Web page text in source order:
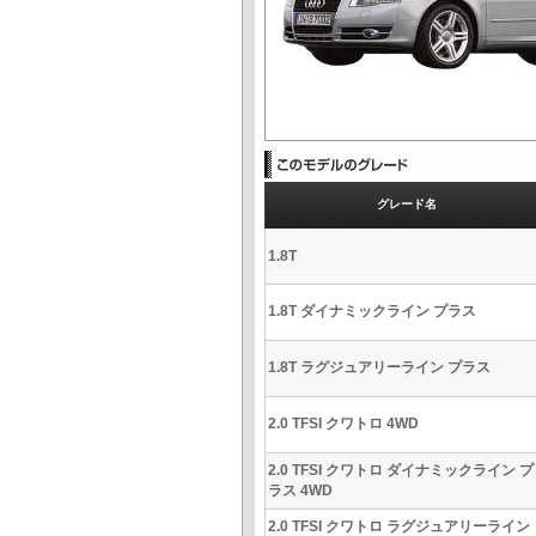
グレード名
1.8T
1.8T ダイナミックライン プラス
1.8T ラグジュアリーライン プラス
2.0 TFSI クワトロ 4WD
2.0 TFSI クワトロ ダイナミックライン プ
ラス 4WD
2.0 TFSI クワトロ ラグジュアリーライン